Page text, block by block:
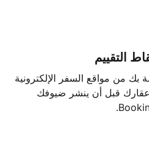
التقييم
بك من مواقع السفر الإلكترونية
قبل أن ينشر ضيوفك